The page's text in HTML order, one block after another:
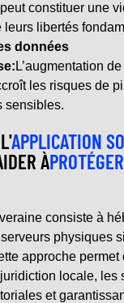
constituer une
leurs libertés
données
L’augmentation
les risques de
sensibles.
APPLICATION
À
consiste à
physiques
approche
locale, les
et